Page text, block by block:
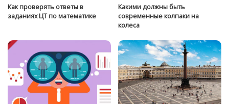
Как проверять ответы в
заданиях ЦТ по математике
Какими должны быть
современные колпаки на
колеса